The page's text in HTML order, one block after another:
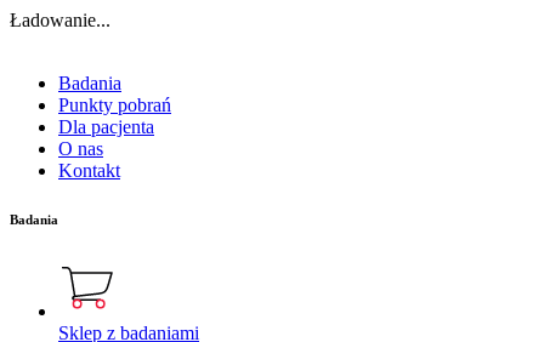
Ładowanie...
Badania
Punkty pobrań
Dla pacjenta
O nas
Kontakt
Badania
Sklep z badaniami